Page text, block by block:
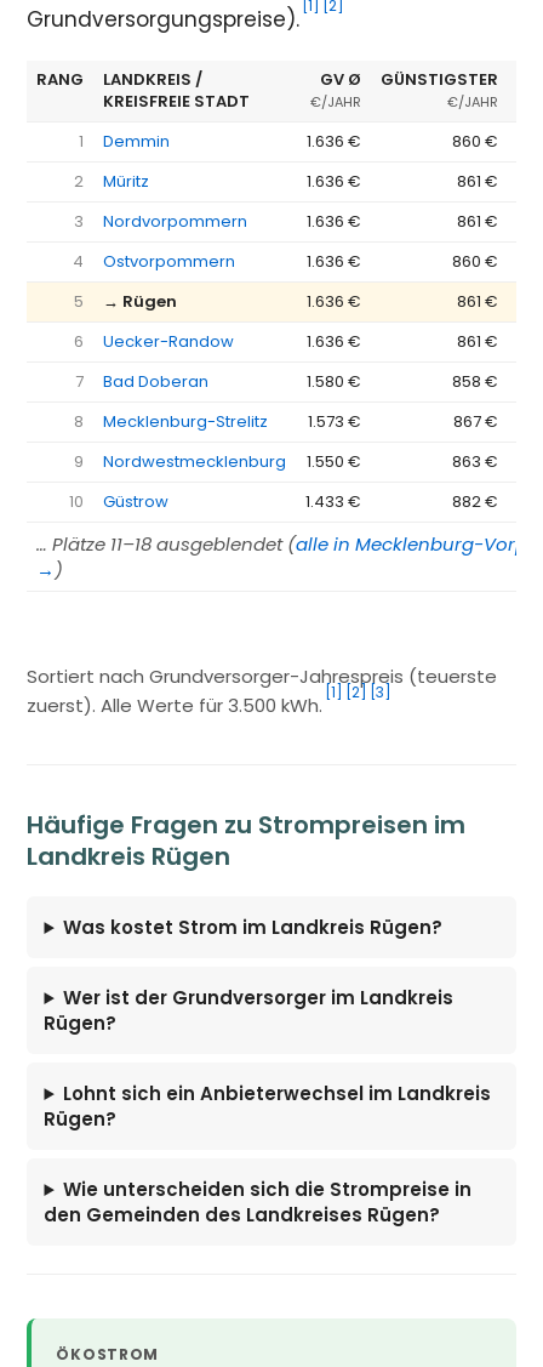
Grundversorgungspreise). [1] [2]
RANG
LANDKREIS /
KREISFREIE STADT
GV Ø
€/JAHR
GÜNSTIGSTER
€/JAHR
1 Demmin 1.636 €
860 €
2
Müritz 1.636 €
861 €
3
Nordvorpommern 1.636 €
861 €
4
Ostvorpommern 1.636 €
860 €
5
→ Rügen 1.636 €
861 €
6
Uecker-Randow 1.636 €
861 €
7
Bad Doberan 1.580 €
858 €
8
Mecklenburg-Strelitz 1.573 €
867 €
9
Nordwestmecklenburg 1.550 €
863 €
10
Güstrow 1.433 € 882 €
… Plätze 11–18 ausgeblendet (alle in Mecklenburg-
→ )
Sortiert nach Grundversorger-Jahrespreis (teuerste
zuerst). Alle Werte für 3.500 kWh.
[1] [2] [3]
Häufige Fragen zu Strompreisen im
Landkreis Rügen
Was kostet Strom im Landkreis Rügen?
Wer ist der Grundversorger im Landkreis
Rügen?
Lohnt sich ein Anbieterwechsel im Landkreis
Rügen?
Wie unterscheiden sich die Strompreise in
den Gemeinden des Landkreises Rügen?
ÖKOSTROM